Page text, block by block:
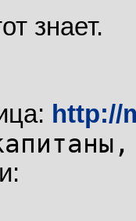
знает.
http://